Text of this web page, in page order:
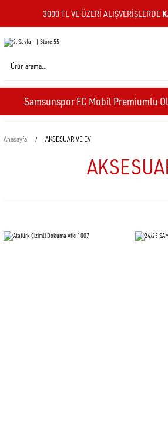
3000 TL VE ÜZERI ALIŞVERIŞLERDE
Samsunspor FC Mobil Premiumlu
Anasayfa AKSESUAR VE EV